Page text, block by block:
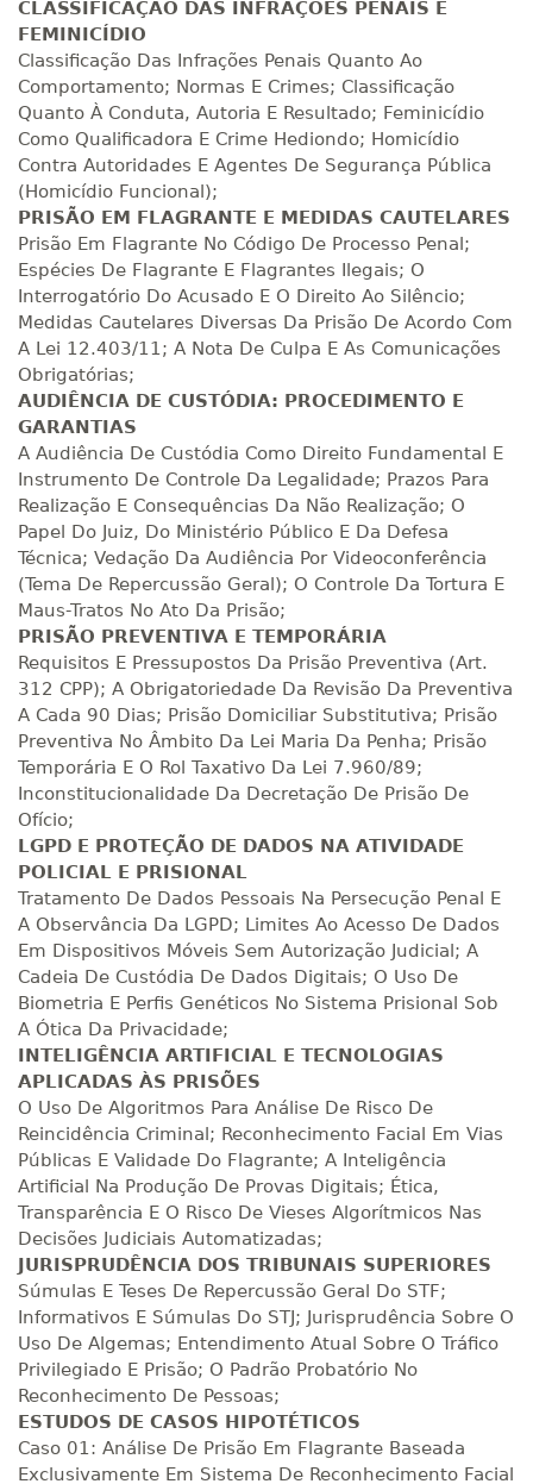
340 H 43dias
Matricular
360 H 45dias 120dias
R$ 1.784,48
Matricular
380 H 48 dias 150dias
R$ 1.883,61
Matricular
400 H 50dias 150dias
R$ 1.982,74
Matricular
420 H 53 dias 150 dias
R$ 2.082,12
440 H 55dias 150dias
R$ 2.240,16
Matricular
CLASSIFICAÇÃO DAS INFRAÇÕES PENAIS E
FEMINICÍDIO
Classificação Das Infrações Penais Quanto Ao
Comportamento; Normas E Crimes; Classificação
Quanto À Conduta, Autoria E Resultado; Feminicídio
Como Qualificadora E Crime Hediondo; Homicídio
Contra Autoridades E Agentes De Segurança Pública
(Homicídio Funcional);
PRISÃO EM FLAGRANTE E MEDIDAS CAUTELARES
Prisão Em Flagrante No Código De Processo Penal;
Espécies De Flagrante E Flagrantes Ilegais; O
Interrogatório Do Acusado E O Direito Ao Silêncio;
Medidas Cautelares Diversas Da Prisão De Acordo Com
A Lei 12.403/11; A Nota De Culpa E As Comunicações
Obrigatórias;
AUDIÊNCIA DE CUSTÓDIA: PROCEDIMENTO E
GARANTIAS
A Audiência De Custódia Como Direito Fundamental E
Instrumento De Controle Da Legalidade; Prazos Para
Realização E Consequências Da Não Realização; O
Papel Do Juiz, Do Ministério Público E Da Defesa
Técnica; Vedação Da Audiência Por Videoconferência
(Tema De Repercussão Geral); O Controle Da Tortura E
Maus-Tratos No Ato Da Prisão;
PRISÃO PREVENTIVA E TEMPORÁRIA
Requisitos E Pressupostos Da Prisão Preventiva (Art.
312 CPP); A Obrigatoriedade Da Revisão Da Preventiva
A Cada 90 Dias; Prisão Domiciliar Substitutiva; Prisão
Preventiva No Âmbito Da Lei Maria Da Penha; Prisão
Temporária E O Rol Taxativo Da Lei 7.960/89;
Inconstitucionalidade Da Decretação De Prisão De
Ofício;
LGPD E PROTEÇÃO DE DADOS NA ATIVIDADE
POLICIAL E PRISIONAL
Tratamento De Dados Pessoais Na Persecução Penal E
A Observância Da LGPD; Limites Ao Acesso De Dados
Em Dispositivos Móveis Sem Autorização Judicial; A
Cadeia De Custódia De Dados Digitais; O Uso De
Biometria E Perfis Genéticos No Sistema Prisional Sob
A Ótica Da Privacidade;
INTELIGÊNCIA ARTIFICIAL E TECNOLOGIAS
APLICADAS ÀS PRISÕES
O Uso De Algoritmos Para Análise De Risco De
Reincidência Criminal; Reconhecimento Facial Em Vias
Públicas E Validade Do Flagrante; A Inteligência
Artificial Na Produção De Provas Digitais; Ética,
Transparência E O Risco De Vieses Algorítmicos Nas
Decisões Judiciais Automatizadas;
JURISPRUDÊNCIA DOS TRIBUNAIS SUPERIORES
Súmulas E Teses De Repercussão Geral Do STF;
Informativos E Súmulas Do STJ; Jurisprudência Sobre O
Uso De Algemas; Entendimento Atual Sobre O Tráfico
Privilegiado E Prisão; O Padrão Probatório No
Reconhecimento De Pessoas;
ESTUDOS DE CASOS HIPOTÉTICOS
Caso 01: Análise De Prisão Em Flagrante Baseada
Exclusivamente Em Sistema De Reconhecimento Facial